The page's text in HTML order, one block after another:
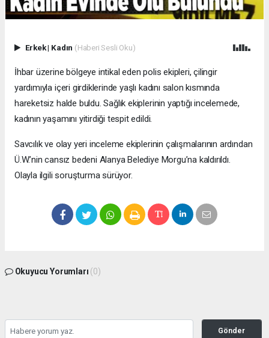
Erkek| Kadın (Haberi Sesli Oku)
İhbar üzerine bölgeye intikal eden polis ekipleri, çilingir
yardımıyla içeri girdiklerinde yaşlı kadını salon kısmında
hareketsiz halde buldu. Sağlık ekiplerinin yaptığı incelemede,
kadının yaşamını yitirdiği tespit edildi.
Savcılık ve olay yeri inceleme ekiplerinin çalışmalarının ardından
Ü.W.’nin cansız bedeni Alanya Belediye Morgu’na kaldırıldı.
Olayla ilgili soruşturma sürüyor.
Okuyucu Yorumları (0)
Gönder